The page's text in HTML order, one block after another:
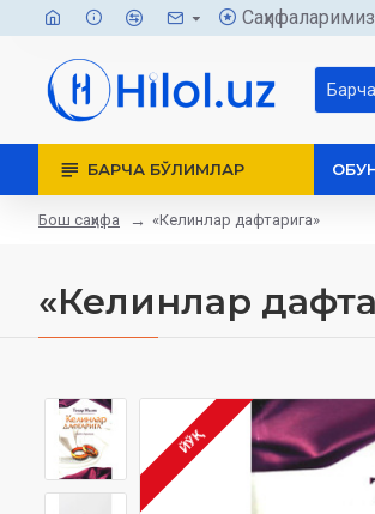
Саҳифаларимиз
БАРЧА БЎЛИМЛАР
Бош саҳифа «Келинлар дафтарига»
«Келинлар
ЙЎҚ